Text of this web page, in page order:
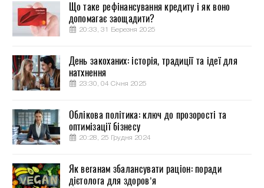
Що таке рефінансування кредиту і як воно
допомагає заощадити?
20:33, 31 Березня 2025
День закоханих: історія, традиції та ідеї для
натхнення
23:30, 04 Січня 2025
Облікова політика: ключ до прозорості та
оптимізації бізнесу
20:28, 25 Грудня 2024
Як веганам збалансувати раціон: поради
дієтолога для здоров’я